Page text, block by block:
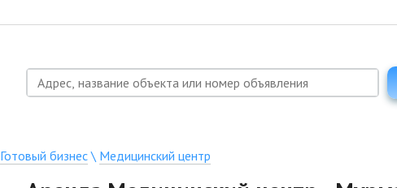
Готовый бизнес\ Медицинский центр